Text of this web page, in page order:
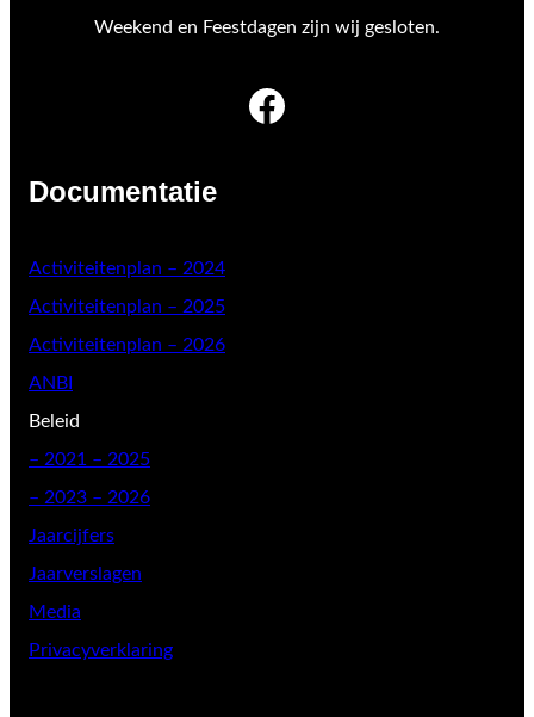
Weekend en Feestdagen zijn wij gesloten.
Facebook
Documentatie
Activiteitenplan – 2024
Activiteitenplan – 2025
Activiteitenplan – 2026
ANBI
Beleid
– 2021 – 2025
– 2023 – 2026
Jaarcijfers
Jaarverslagen
Media
Privacyverklaring